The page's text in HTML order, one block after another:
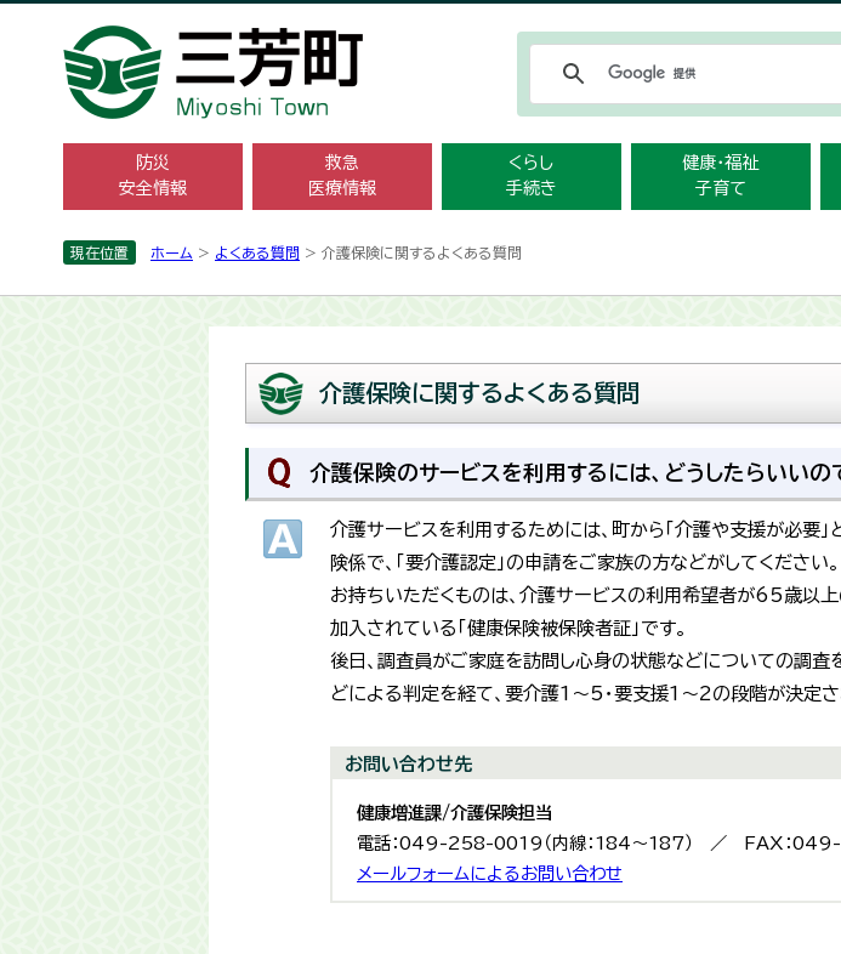
防災
安全情報
救急
医療情報
くらし
手続き
健康・福祉
子育て
現在位置 ホーム > よくある質問 > 介護保険に関するよくある質問
介護保険に関するよくある質問
介護保険のサービスを利用するには、どうしたらいいの
介護サービスを利用するためには、町から「介護や支援が必要
険係で、「要介護認定」の申請をご家族の方などがしてください。
お持ちいただくものは、介護サービスの利用希望者が65歳以
加入されている「健康保険被保険者証」です。
後日、調査員がご家庭を訪問し心身の状態などについての調
どによる判定を経て、要介護1～5・要支援1～2の段階が決定さ
お問い合わせ先
健康増進課/介護保険担当
電話：049-258-0019（内線：184～187） ／ FAX：
メールフォームによるお問い合わせ